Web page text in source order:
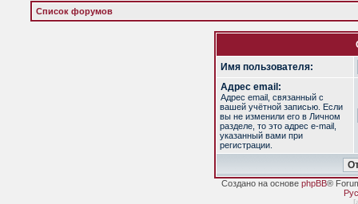
Список форумов
Имя пользователя:
Адрес email:
Адрес email, связанный с
вашей учётной записью. Если
вы не изменили его в Личном
разделе, то это адрес e-mail,
указанный вами при
регистрации.
Создано на основе phpBB®